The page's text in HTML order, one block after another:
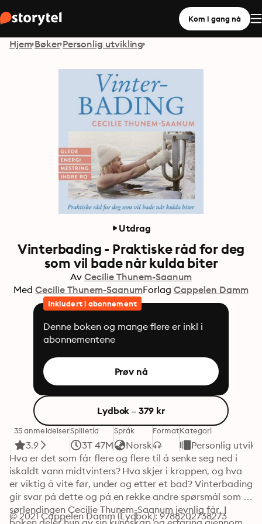
Kom i gang nå
Hjem Bøker Personlig utvikling
Utdrag
Vinterbading - Praktiske råd for deg
som vil bade når kulda biter
Av Cecilie Thunem-Saanum
Med Cecilie Thunem-SaanumForlag Cappelen Damm
Inkludert i abonnement
Denne boken og mange flere er inkl i
abonnementene
Prøv nå
Lydbok – 379 kr
35 anmeldelser
3.9
Spilletid
3T 47M
Språk
Norsk
FormatKategori
Personlig
Hva er det som får flere og flere til å senke seg ned i
iskaldt vann midtvinters? Hva skjer i kroppen, og hva
er viktig å vite før, under og etter et bad? Vinterbading
gir svar på dette og på en rekke andre spørsmål som
sørlendingen Cecilie Thunem-Saanum jevnlig får. I
© 2021 Cappelen Damm (Lydbok): 9788202738273